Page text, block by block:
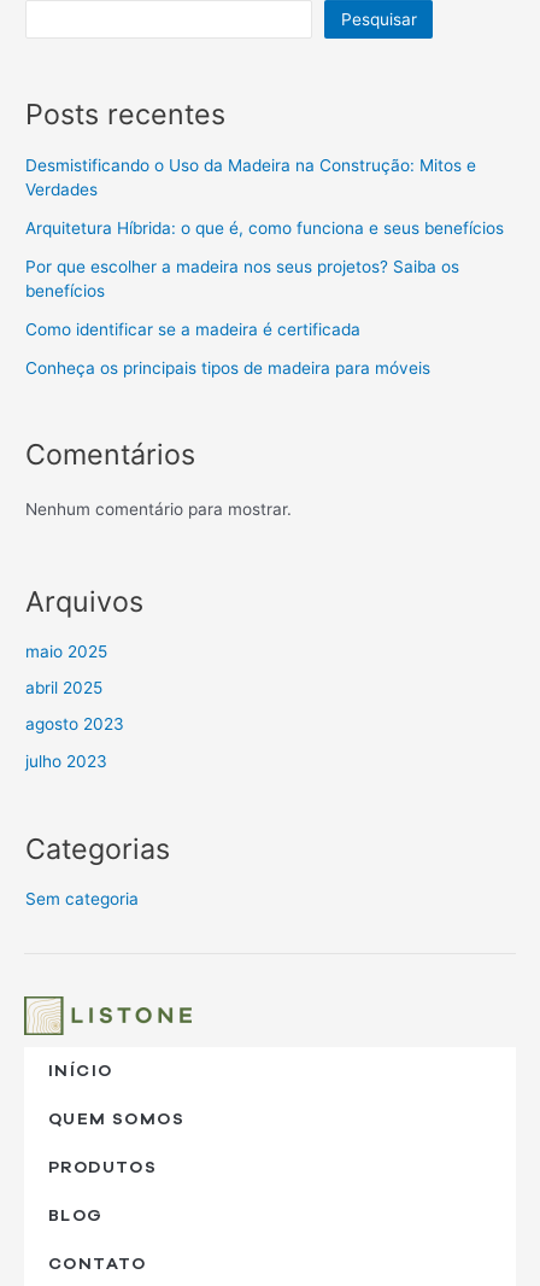
Pesquisar
Posts recentes
Desmistificando o Uso da Madeira na Construção: Mitos e
Verdades
Arquitetura Híbrida: o que é, como funciona e seus benefícios
Por que escolher a madeira nos seus projetos? Saiba os
benefícios
Como identificar se a madeira é certificada
Conheça os principais tipos de madeira para móveis
Comentários
Nenhum comentário para mostrar.
Arquivos
maio 2025
abril 2025
agosto 2023
julho 2023
Categorias
Sem categoria
INÍCIO
QUEM SOMOS
PRODUTOS
BLOG
CONTATO